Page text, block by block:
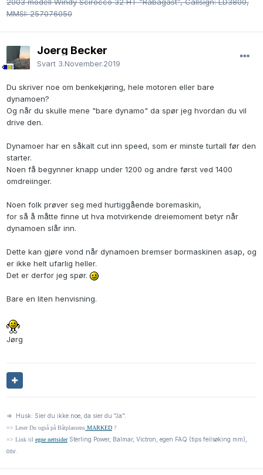
2003 modell Windy Scirocco 32 HT “Rabagast”, Callsign: LD3800,
MMSI: 257076050
Joerg Becker
Svart 3.November.2019
Du skriver noe om benkekjøring, hele motoren eller bare
dynamoen?
Og når du skulle mene "bare dynamo" da spør jeg hvordan du vil
drive den.
Dynamoer har en såkalt cut inn speed, som er minste turtall før den
starter.
Noen få begynner knapp under 1200 og andre først ved 1400
omdreiinger.
Noen folk prøver seg med hurtiggående boremaskin,
for så å måtte finne ut hva motvirkende dreiemoment betyr når
dynamoen slår inn.
Dette kan gjøre vond når dynamoen bremser bormaskinen asap, og
er ikke helt ufarlig heller.
Det er derfor jeg spør.
Bare en liten henvisning.
Jørg
=> Husk: Sier du ikke noe, da sier du "Ja".
=> Leser Du også på Båtplassens MARKED ?
=> Link til egne nettsiderSterling Power, Balmar, Victron, egen FAQ (tips feilsøking mm),
osv.